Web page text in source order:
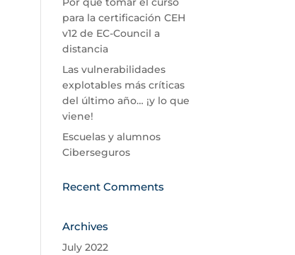
para la certificación CEH
v12 de EC-Council a
distancia
Las vulnerabilidades
explotables más críticas
del último año… ¡y lo que
viene!
Escuelas y alumnos
Ciberseguros
Recent Comments
Archives
July 2022